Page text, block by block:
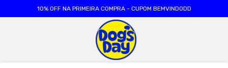
10% OFF NA PRIMEIRA COMPRA - CUPOM BEMVINDODD